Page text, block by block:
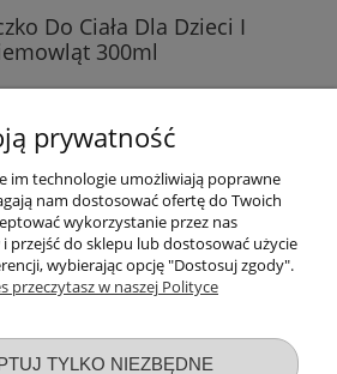
Do Ciała Dla Dzieci I
300ml
14,69 zł
( 1 l = 48,97 zł )
DO KOSZYKA
prywatność
im technologie umożliwiają poprawne
nam dostosować ofertę do Twoich
wykorzystanie przez nas
przejść do sklepu lub dostosować użycie
wybierając opcję "Dostosuj zgody".
przeczytasz w naszej Polityce
TYLKO NIEZBĘDNE